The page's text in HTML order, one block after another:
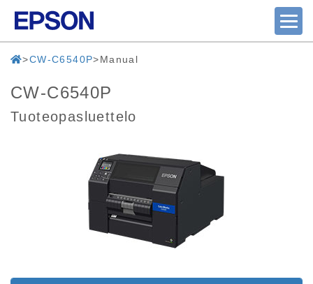
CW-C6540P Manual
CW-C6540P
Tuoteopasluettelo